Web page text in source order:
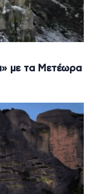
με τα Μετέωρα